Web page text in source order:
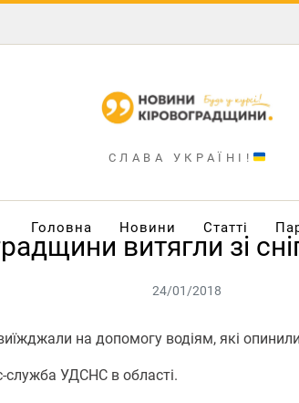
СЛАВА УКРАЇНІ!
Головна Новини Статті
витягли зі
24/01/2018
на допомогу водіям, які
служба УДСНС в області.